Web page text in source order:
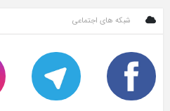
شبکه های اجتماعی